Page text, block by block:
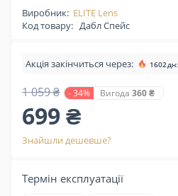
Виробник: ELITE Lens
Код товару: Дабл Спейс
Акція закінчиться через: 1602дн:
1 059 ₴ - 34% Вигода 360 ₴
699 ₴
Знайшли дешевше?
Термін експлуатації